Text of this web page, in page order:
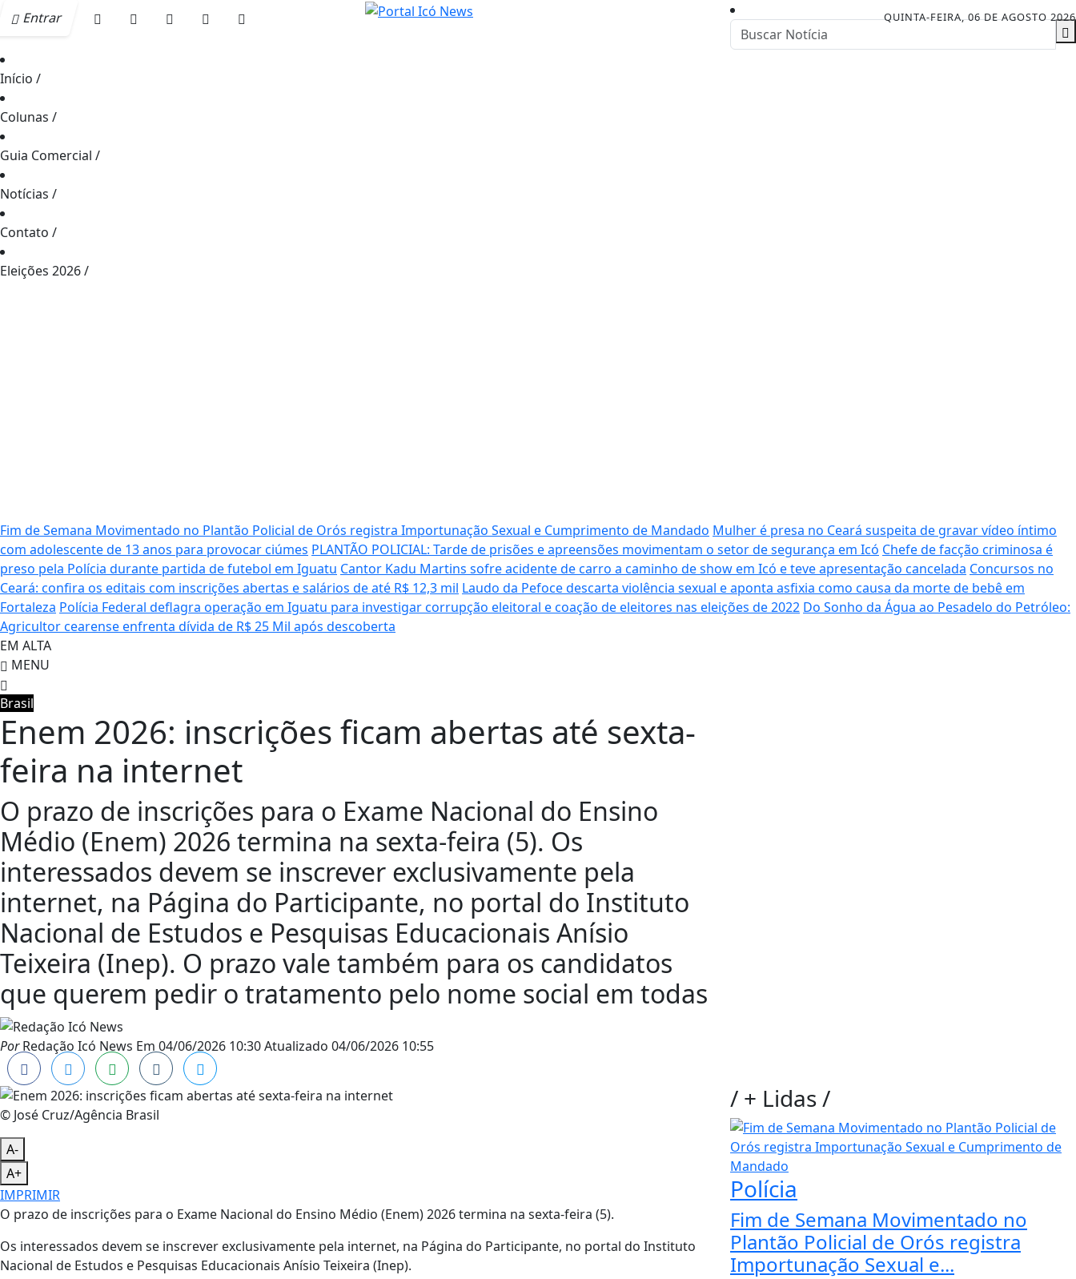
Entrar QUINTA-FEIRA, 06 DE AGOSTO 2026
Início /
Colunas /
Guia Comercial /
Notícias /
Contato /
Eleições 2026/
Fim de Semana Movimentado no Plantão Policial de Orós registra Importunação Sexual e Cumprimento de Mandado Mulher é presa no Ceará suspeita de gravar vídeo íntimo
com adolescente de 13 anos para provocar ciúmes PLANTÃO POLICIAL: Tarde de prisões e apreensões movimentam o setor de segurança em Icó Chefe de facção criminosa é
preso pela Polícia durante partida de futebol em Iguatu Cantor Kadu Martins sofre acidente de carro a caminho de show em Icó e teve apresentação cancelada Concursos no
Ceará: confira os editais com inscrições abertas e salários de até R$ 12,3 mil Laudo da Pefoce descarta violência sexual e aponta asfixia como causa da morte de bebê em
Fortaleza Polícia Federal deflagra operação em Iguatu para investigar corrupção eleitoral e coação de eleitores nas eleições de 2022 Do Sonho da Água ao Pesadelo do Petróleo:
Agricultor cearense enfrenta dívida de R$ 25 Mil após descoberta
EM ALTA
MENU
Brasil
Enem 2026: inscrições ficam abertas até sexta-
feira na internet
O prazo de inscrições para o Exame Nacional do Ensino
Médio (Enem) 2026 termina na sexta-feira (5). Os
interessados devem se inscrever exclusivamente pela
internet, na Página do Participante, no portal do Instituto
Nacional de Estudos e Pesquisas Educacionais Anísio
Teixeira (Inep). O prazo vale também para os candidatos
que querem pedir o tratamento pelo nome social em todas
PorRedação Icó News Em 04/06/2026 10:30Atualizado 04/06/2026 10:55
© José Cruz/Agência Brasil
A-
A+
IMPRIMIR
O prazo de inscrições para o Exame Nacional do Ensino Médio (Enem) 2026 termina na sexta-feira (5).
Os interessados devem se inscrever exclusivamente pela internet, na Página do Participante, no portal do Instituto
Nacional de Estudos e Pesquisas Educacionais Anísio Teixeira (Inep).
/ + Lidas/
Polícia
Fim de Semana Movimentado no
Plantão Policial de Orós registra
Importunação Sexual e...